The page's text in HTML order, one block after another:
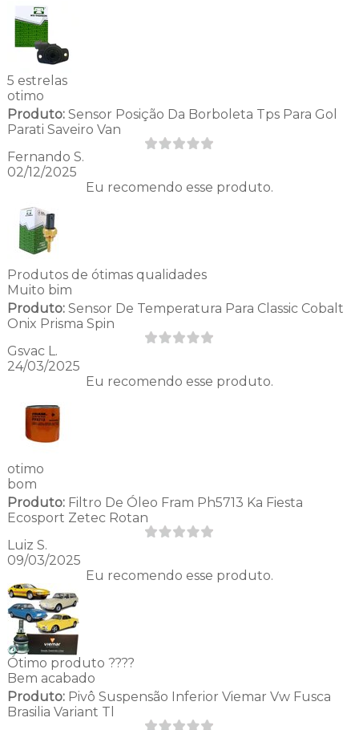
5 estrelas
otimo
Produto:Sensor Posição Da Borboleta Tps Para Gol
Parati Saveiro Van
Fernando S.
02/12/2025
Eu recomendo esse produto.
Produtos de ótimas qualidades
Muito bim
Produto:Sensor De Temperatura Para Classic Cobalt
Onix Prisma Spin
Gsvac L.
24/03/2025
Eu recomendo esse produto.
otimo
bom
Produto:Filtro De Óleo Fram Ph5713 Ka Fiesta
Ecosport Zetec Rotan
Luiz S.
09/03/2025
Eu recomendo esse produto.
Ótimo produto ????
Bem acabado
Produto:Pivô Suspensão Inferior Viemar Vw Fusca
Brasilia Variant Tl